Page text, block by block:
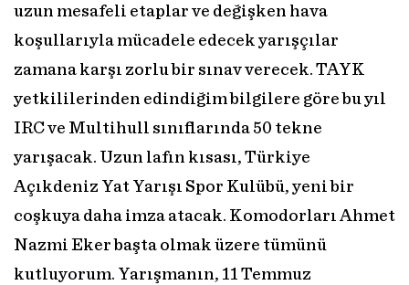
uzun mesafeli etaplar ve değişken hava
koşullarıyla mücadele edecek yarışçılar
zamana karşı zorlu bir sınav verecek. TAYK
yetkililerinden edindiğim bilgilere göre bu yıl
IRC ve Multihull sınıflarında 50 tekne
yarışacak. Uzun lafın kısası, Türkiye
Açıkdeniz Yat Yarışı Spor Kulübü, yeni bir
coşkuya daha imza atacak. Komodorları Ahmet
Nazmi Eker başta olmak üzere tümünü
kutluyorum. Yarışmanın, 11 Temmuz